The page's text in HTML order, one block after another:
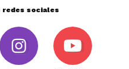
redes sociales